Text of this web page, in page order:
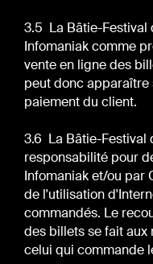
3.5 La Bâtie-Festival
Infomaniak comme
vente en ligne des
peut donc
paiement du client.
3.6 La Bâtie-Festival
responsabilité pour
Infomaniak et/ou par
de l'utilisation
commandés. Le
des billets se fait
celui qui commande